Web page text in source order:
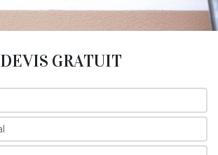
DEVIS GRATUIT